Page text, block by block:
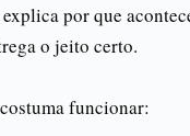
por que
o jeito certo.
funcionar: